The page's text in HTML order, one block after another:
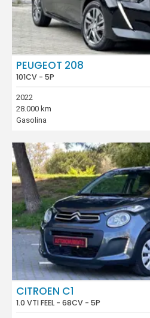
PEUGEOT 208
101CV - 5P
2022
28.000 km
Gasolina
CITROEN C1
1.0 VTI FEEL - 68CV - 5P